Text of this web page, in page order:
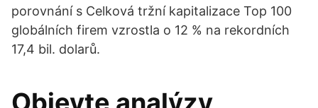
porovnání s Celková tržní kapitalizace Top 100
globálních firem vzrostla o 12 % na rekordních
17,4 bil. dolarů.